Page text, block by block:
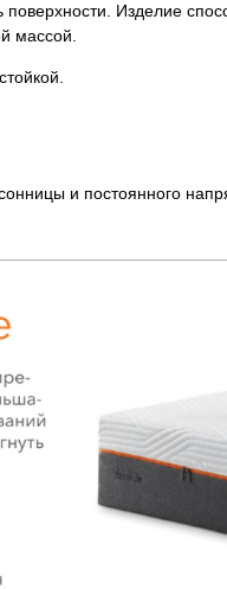
Изделие
массой.
и постоянного